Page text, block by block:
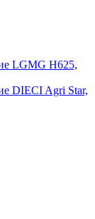
LGMG H625,
DIECI Agri Star,